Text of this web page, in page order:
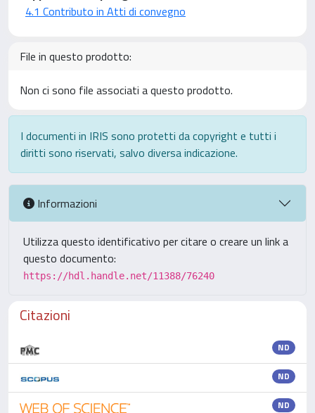
4.1 Contributo in Atti di convegno
File in questo prodotto:
Non ci sono file associati a questo prodotto.
I documenti in IRIS sono protetti da copyright e tutti i
diritti sono riservati, salvo diversa indicazione.
Informazioni
Utilizza questo identificativo per citare o creare un link a
questo documento:
https://hdl.handle.net/11388/76240
Citazioni
ND
ND
ND